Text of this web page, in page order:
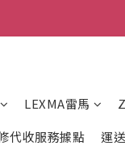
LEXMA雷馬
代收服務據點 運